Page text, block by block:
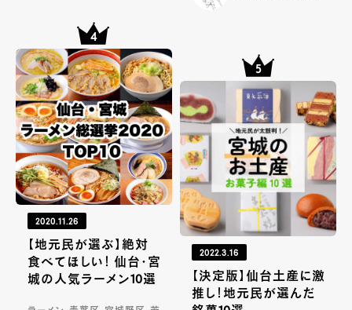
2020.11.26
【地元民が選ぶ】絶対
食べてほしい！ 仙台・宮
城の人気ラーメン10選
2022.3.16
【決定版】仙台土産に激
推し！地元民が選んだ